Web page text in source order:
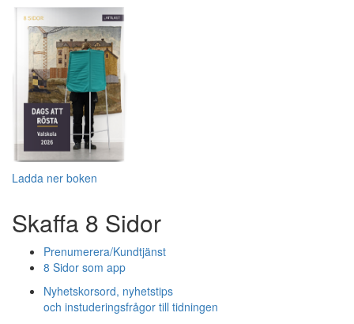
Ladda ner boken
Skaffa 8 Sidor
Prenumerera/Kundtjänst
8 Sidor som app
Nyhetskorsord, nyhetstips
och instuderingsfrågor till tidningen